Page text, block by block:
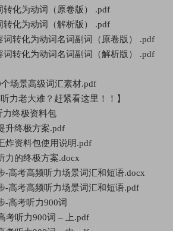
化为动词（原卷版） .pdf
化为动词（解析版） .pdf
转化为动词名词副词（原卷版） .pdf
转化为动词名词副词（解析版） .pdf
场景高级词汇素材.pdf
老大难？赶紧看这里！！】
终极资料包
终极方案.pdf
资料包使用说明.pdf
的终极方案.docx
考高频听力场景词汇和短语.docx
考高频听力场景词汇和短语.pdf
考听力900词
力900词 – 上.pdf